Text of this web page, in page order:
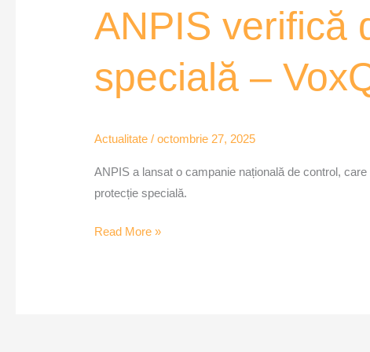
ANPIS verifică
specială –
Actualitate /octombrie 27, 2025
ANPIS a lansat o campanie națională de control,
protecție specială.
Read More »